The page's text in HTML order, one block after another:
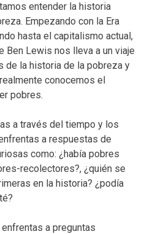
entender la historia
Empezando con la Era
hasta el capitalismo actual,
Ben Lewis nos lleva a un viaje
de la historia de la pobreza y
conocemos el
pobres.
a través del tiempo y los
a respuestas de
como: ¿había pobres
recolectores?, ¿quién se
en la historia? ¿podía
a preguntas